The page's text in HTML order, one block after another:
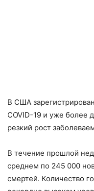
В США
COVID-19 и уже более
резкий рост
В течение прошлой
среднем по 245 000
смертей. Количество